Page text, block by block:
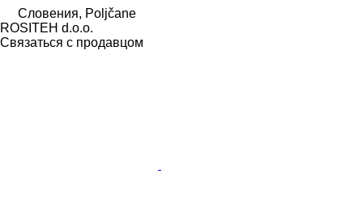
Словения, Poljčane
ROSITEH d.o.o.
Связаться с продавцом